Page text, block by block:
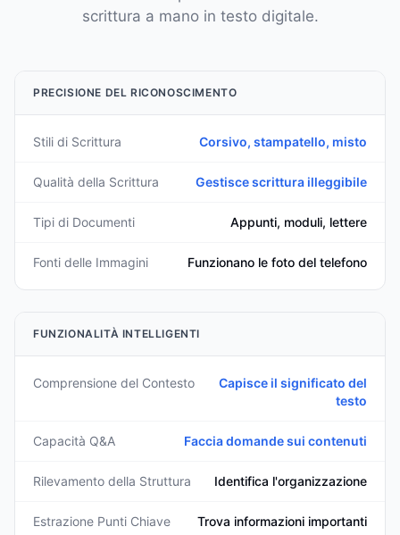
scrittura a mano in testo digitale.
PRECISIONE DEL RICONOSCIMENTO
Stili di Scrittura Corsivo, stampatello, misto
Qualità della Scrittura Gestisce scrittura illeggibile
Tipi di Documenti Appunti, moduli, lettere
Fonti delle Immagini Funzionano le foto del telefono
FUNZIONALITÀ INTELLIGENTI
Comprensione del Contesto
Capisce il significato del
testo
Capacità Q&A Faccia domande sui contenuti
Rilevamento della Struttura Identifica l'organizzazione
Estrazione Punti Chiave Trova informazioni importanti